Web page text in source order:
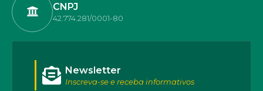
CNPJ
42.774.281/0001-80
Newsletter
Inscreva-se e receba informativos